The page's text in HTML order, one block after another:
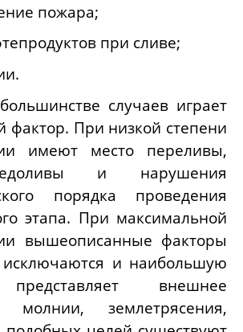
пожара;
при сливе;
случаев играет
фактор. При низкой степени
имеют место переливы,
и нарушения
порядка проведения
этапа. При максимальной
вышеописанные факторы
исключаются и наибольшую
представляет внешнее
молнии, землетрясения,